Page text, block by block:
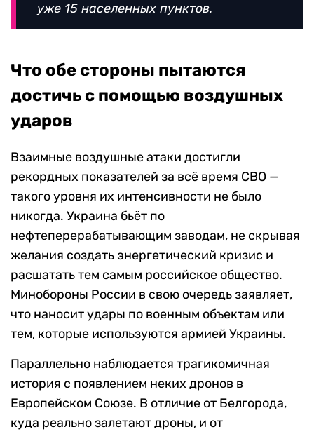
уже 15 населенных пунктов.
Что обе стороны пытаются
достичь с помощью воздушных
ударов
Взаимные воздушные атаки достигли
рекордных показателей за всё время СВО —
такого уровня их интенсивности не было
никогда. Украина бьёт по
нефтеперерабатывающим заводам, не скрывая
желания создать энергетический кризис и
расшатать тем самым российское общество.
Минобороны России в свою очередь заявляет,
что наносит удары по военным объектам или
тем, которые используются армией Украины.
Параллельно наблюдается трагикомичная
история с появлением неких дронов в
Европейском Союзе. В отличие от Белгорода,
куда реально залетают дроны, и от